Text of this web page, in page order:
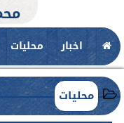
اخبار محليات
محليات